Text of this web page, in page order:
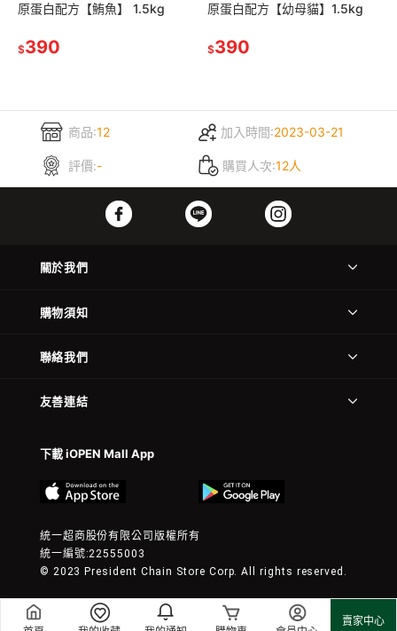
賣家中心
原蛋白配方【鮪魚】 1.5kg
$390
原蛋白配方【幼母貓】1.5kg
$390
商品:12 加入時間:2023-03-21
評價:- 購買人次:12人
關於我們
購物須知
聯絡我們
友善連結
下載 iOPEN Mall App
統一超商股份有限公司版權所有
統一編號:22555003
© 2023 President Chain Store Corp. All rights reserved.